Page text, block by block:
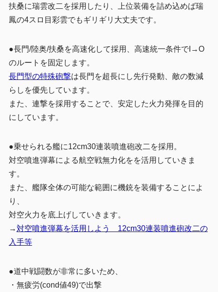
扶桑に瑞雲改二を採用したり、上位装備を詰め込めば瑞
鳳の4スロ目彩雲でもギリギリ大丈夫です。
●長門/陸奥/扶桑を高速化して採用、高速統一条件でI→O
のルートを固定します。
長門型の特殊砲撃は長門を超長にし先行発動、敵の数減
らしを優先しています。
また、連撃を採用することで、安定した火力発揮を目的
にしています。
●乗せられる艦に12cm30連装噴進砲改二を採用。
対空噴進弾幕による航空戦無力化をを活用していきま
す。
また、艦隊全体の可能な範囲に機銃を装備することによ
り、
対空火力を底上げしていきます。
→対空噴進弾幕を活用しよう 12cm30連装噴進砲改二の
入手等
●道中戦闘数が非常に多いため、
・無疲労(cond値49)で出撃